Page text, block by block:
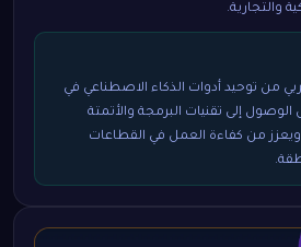
والتجارية.
من توحيد أدوات الذكاء الاصطناعي في
إلى تقنيات البرمجة والأتمتة
ويعزز من كفاءة العمل في القطاعات